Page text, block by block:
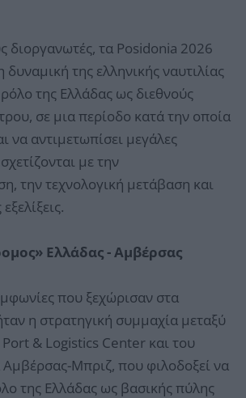
διοργανωτές, τα Posidonia 2026
της ελληνικής ναυτιλίας
της Ελλάδας ως διεθνούς
σε μια περίοδο κατά την οποία
να αντιμετωπίσει μεγάλες
με την
την τεχνολογική μετάβαση και
Ελλάδας - Αμβέρσας
που ξεχώρισαν στα
η στρατηγική συμμαχία μεταξύ
Port & Logistics Center και του
Αμβέρσας-Μπριζ, που φιλοδοξεί να
της Ελλάδας ως βασικής πύλης